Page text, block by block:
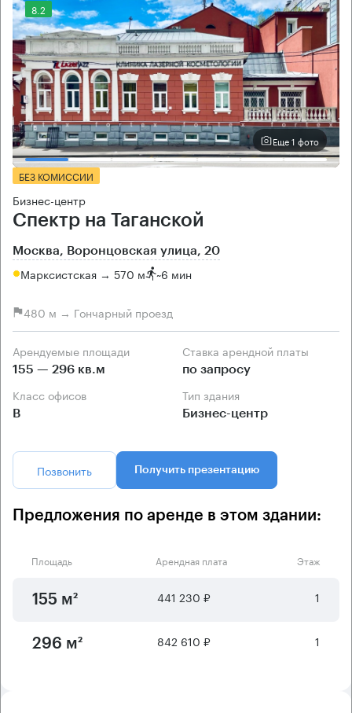
8.2
Еще 1 фото
БЕЗ КОМИССИИ
Бизнес-центр
Спектр на Таганской
Москва, Воронцовская улица, 20
Марксистская → 570 м ~6 мин
480 м → Гончарный проезд
Арендуемые площади
155 — 296 кв.м
Ставка арендной платы
по запросу
Класс офисов
B
Тип здания
Бизнес-центр
Позвонить Получить презентацию
Предложения по аренде в этом здании:
Площадь Арендная плата Этаж
155 м² 441 230 ₽ 1
296 м² 842 610 ₽ 1